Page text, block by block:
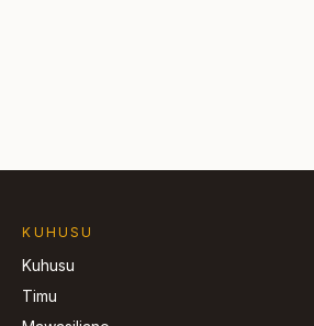
KUHUSU
Kuhusu
Timu